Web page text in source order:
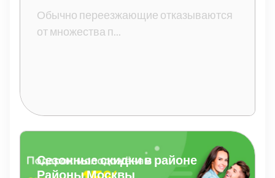
Обычно переезжающие отказываются
от множества п...
Сезонные скидки в районе
Районы Москвы